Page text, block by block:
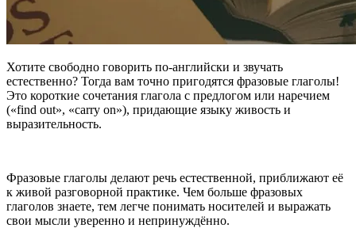
Хотите свободно говорить по-английски и звучать
естественно? Тогда вам точно пригодятся фразовые глаголы!
Это короткие сочетания глагола с предлогом или наречием
(«find out», «carry on»), придающие языку живость и
выразительность.
Фразовые глаголы делают речь естественной, приближают её
к живой разговорной практике. Чем больше фразовых
глаголов знаете, тем легче понимать носителей и выражать
свои мысли уверенно и непринуждённо.